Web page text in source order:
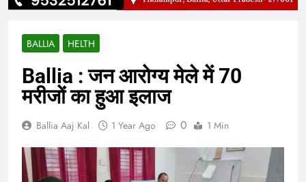
BALLIA HELTH
Ballia : जन आरोग्य मेले में 70
मरीजों का हुआ इलाज
Ballia Aaj Kal 1 Year Ago 0 1 Min